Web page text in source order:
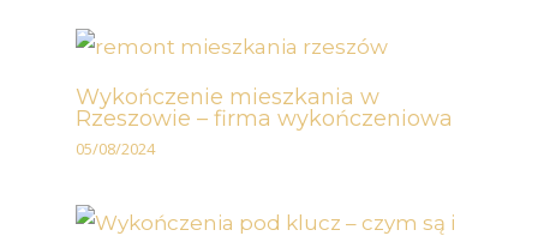
Wykończenie mieszkania w
Rzeszowie – firma wykończeniowa
05/08/2024